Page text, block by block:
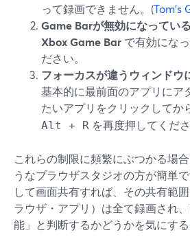
って録画できません。(Tom's
Game Barが無効になっている
Xbox Game Bar で有効にな
ださい。
フォーカスが違うウィンドウ
基本的に最前面のアプリにア
たいアプリをクリックしてか
Alt + R を再度押してくださ
これらの制限に頻繁にぶつかる場
うなブラウザスタジオの方が簡単
して画面共有すれば、その共有範
ラウザ・アプリ）は全て録画され
能」と判断するかどうかを気にする